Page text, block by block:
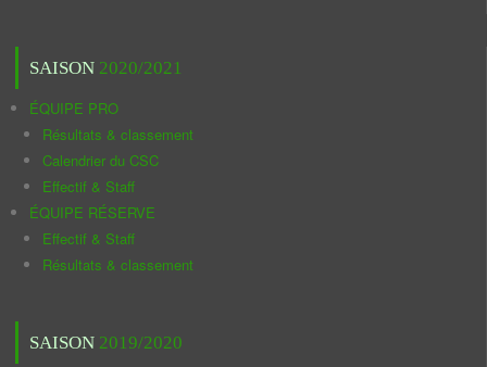
SAISON 2020/2021
ÉQUIPE PRO
Résultats & classement
Calendrier du CSC
Effectif & Staff
ÉQUIPE RÉSERVE
Effectif & Staff
Résultats & classement
SAISON 2019/2020